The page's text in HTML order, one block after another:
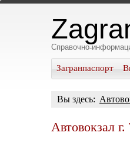
Справочно-
Загранпаспорт
Вы здесь:
Автовокзал г.